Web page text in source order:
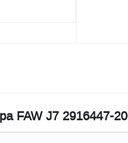
FAW J7 2916447-